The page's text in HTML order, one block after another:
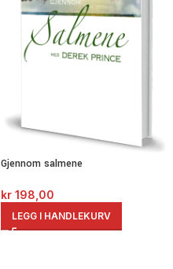
Gjennom salmene
kr 198,00
LEGG I HANDLEKURV